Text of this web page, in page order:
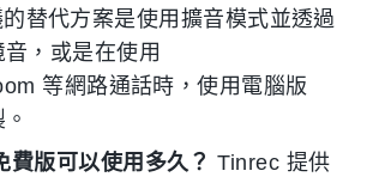
替代方案是使用擴音模式並透過
，或是在使用
等網路通話時，使用電腦版
版可以使用多久？ Tinrec 提供